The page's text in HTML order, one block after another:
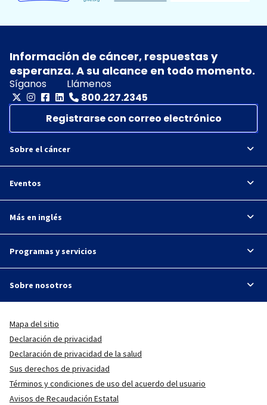
Información de cáncer, respuestas y
esperanza. A su alcance en todo momento.
Síganos
Llámenos
800.227.2345
Registrarse con correo electrónico
Sobre el cáncer
Eventos
Más en inglés
Programas y servicios
Sobre nosotros
Mapa del sitio
Declaración de privacidad
Declaración de privacidad de la salud
Sus derechos de privacidad
Términos y condiciones de uso del acuerdo del usuario
Avisos de Recaudación Estatal